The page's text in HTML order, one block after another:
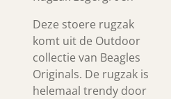
Deze stoere rugzak
komt uit de Outdoor
collectie van Beagles
Originals. De rugzak is
helemaal trendy door